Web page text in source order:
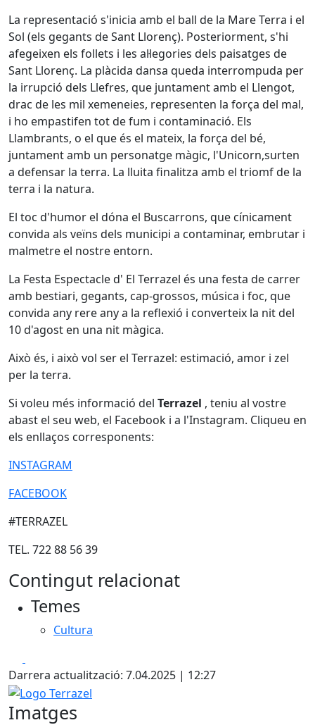
La representació s'inicia amb el ball de la Mare Terra i el
Sol (els gegants de Sant Llorenç). Posteriorment, s'hi
afegeixen els follets i les al·legories dels paisatges de
Sant Llorenç. La plàcida dansa queda interrompuda per
la irrupció dels Llefres, que juntament amb el Llengot,
drac de les mil xemeneies, representen la força del mal,
i ho empastifen tot de fum i contaminació. Els
Llambrants, o el que és el mateix, la força del bé,
juntament amb un personatge màgic, l'Unicorn,surten
a defensar la terra. La lluita finalitza amb el triomf de la
terra i la natura.
El toc d'humor el dóna el Buscarrons, que cínicament
convida als veïns dels municipi a contaminar, embrutar i
malmetre el nostre entorn.
La Festa Espectacle d' El Terrazel és una festa de carrer
amb bestiari, gegants, cap-grossos, música i foc, que
convida any rere any a la reflexió i converteix la nit del
10 d'agost en una nit màgica.
Això és, i això vol ser el Terrazel: estimació, amor i zel
per la terra.
Si voleu més informació del Terrazel , teniu al vostre
abast el seu web, el Facebook i a l'Instagram. Cliqueu en
els enllaços corresponents:
INSTAGRAM
FACEBOOK
#TERRAZEL
TEL. 722 88 56 39
Contingut relacionat
Temes
Cultura
Darrera actualització: 7.04.2025 | 12:27
Logo Terrazel
Imatges